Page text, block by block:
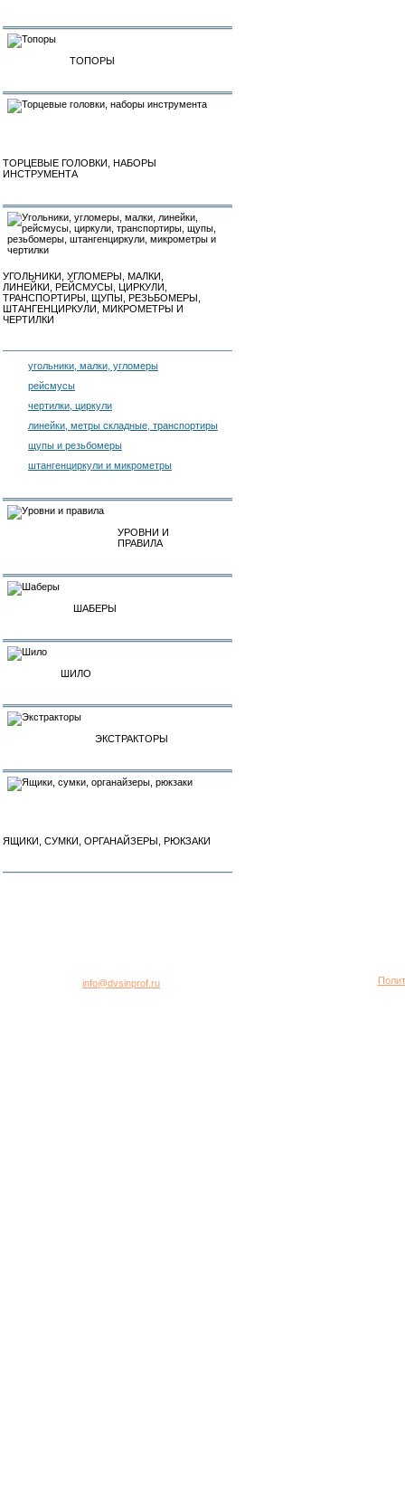
ТОПОРЫ
ТОРЦЕВЫЕ ГОЛОВКИ, НАБОРЫ
ИНСТРУМЕНТА
УГОЛЬНИКИ, УГЛОМЕРЫ, МАЛКИ,
ЛИНЕЙКИ, РЕЙСМУСЫ, ЦИРКУЛИ,
ТРАНСПОРТИРЫ, ЩУПЫ, РЕЗЬБОМЕРЫ,
ШТАНГЕНЦИРКУЛИ, МИКРОМЕТРЫ И
ЧЕРТИЛКИ
угольники, малки, угломеры
рейсмусы
чертилки, циркули
линейки, метры складные, транспортиры
щупы и резьбомеры
штангенциркули и микрометры
УРОВНИ И
ПРАВИЛА
ШАБЕРЫ
ШИЛО
ЭКСТРАКТОРЫ
ЯЩИКИ, СУМКИ, ОРГАНАЙЗЕРЫ, РЮКЗАКИ
info@dvsinprof.ru